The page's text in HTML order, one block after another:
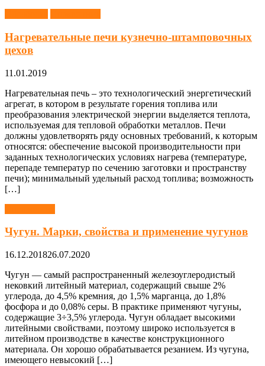
Нагревательные печи кузнечно-штамповочных
цехов
11.01.2019
Нагревательная печь – это технологический энергетический
агрегат, в котором в результате горения топлива или
преобразования электрической энергии выделяется теплота,
используемая для тепловой обработки металлов. Печи
должны удовлетворять ряду основных требований, к которым
относятся: обеспечение высокой производительности при
заданных технологических условиях нагрева (температуре,
перепаде температур по сечению заготовки и пространству
печи); минимальный удельный расход топлива; возможность
[…]
Чугун. Марки, свойства и применение чугунов
16.12.201826.07.2020
Чугун — самый распространенный железоуглеродистый
нековкий литейный материал, содержащий свыше 2%
углерода, до 4,5% кремния, до 1,5% марганца, до 1,8%
фосфора и до 0,08% серы. В практике применяют чугуны,
содержащие 3÷3,5% углерода. Чугун обладает высокими
литейными свойствами, поэтому широко используется в
литейном производстве в качестве конструкционного
материала. Он хорошо обрабатывается резанием. Из чугуна,
имеющего невысокий […]